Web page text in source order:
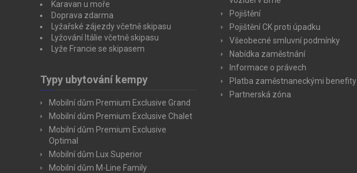
Karavan u moře
Doprava zdarma
Lyžařské zájezdy včetně skipasu
Lyžování Itálie včetně skipasu
Lyže Francie se skipasem
Typy ubytování kempy
Mobilní dům Premium Exclusive Grand
Mobilní dům Premium Exclusive Chalet
Mobilní dům Premium Exclusive
Optimal
Mobilní dům Lux Superior
Mobilní dům M-Line Family
Pojištění
Pojištění CK proti úpadku
Všeobecné smluvní podmínky
Nabídka zaměstnání
Informace o právech
Platba zaměstnaneckými benefity
Partnerská zóna